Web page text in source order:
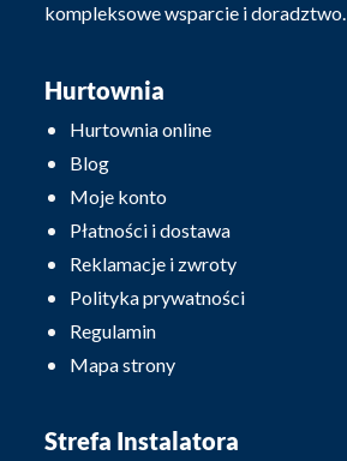
kompleksowe wsparcie i doradztwo.
Hurtownia
Hurtownia online
Blog
Moje konto
Płatności i dostawa
Reklamacje i zwroty
Polityka prywatności
Regulamin
Mapa strony
Strefa Instalatora